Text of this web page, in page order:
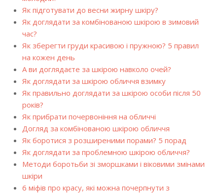
Як підготувати до весни жирну шкіру?
Як доглядати за комбінованою шкірою в зимовий
час?
Як зберегти груди красивою і пружною? 5 правил
на кожен день
А ви доглядаєте за шкірою навколо очей?
Як доглядати за шкірою обличчя взимку
Як правильно доглядати за шкірою особи після 50
років?
Як прибрати почервоніння на обличчі
Догляд за комбінованою шкірою обличчя
Як боротися з розширеними порами? 5 порад
Як доглядати за проблемною шкірою обличчя?
Методи боротьби зі зморшками і віковими змінами
шкіри
6 міфів про красу, які можна почерпнути з